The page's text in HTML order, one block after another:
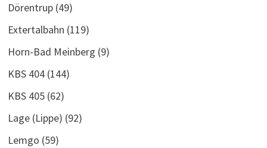
Dörentrup(49)
Extertalbahn (119)
Horn-Bad Meinberg (9)
KBS 404(144)
KBS 405(62)
Lage (Lippe) (92)
Lemgo (59)